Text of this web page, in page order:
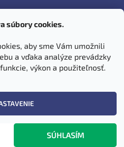
súbory cookies.
aby sme Vám umožnili
a vďaka analýze prevádzky
výkon a použiteľnosť.
SÚHLASÍM
online platby
. Všetky práva vyhradené.